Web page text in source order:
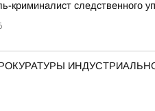
криминалист следственного